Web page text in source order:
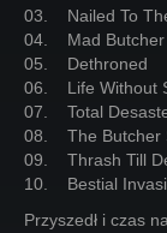
03. Nailed To
04. Mad Butcher
05. Dethroned
06. Life Without
07. Total
08. The Butcher
09. Thrash Till
10. Bestial
Przyszedł i czas